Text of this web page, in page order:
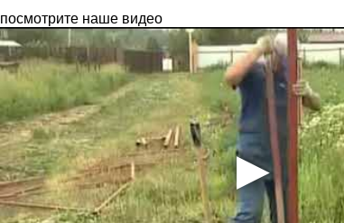
посмотрите наше видео